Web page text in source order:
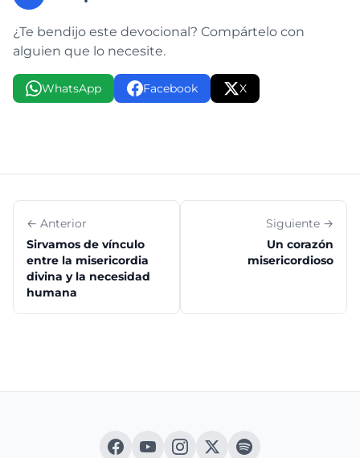
¿Te bendijo este devocional? Compártelo con
alguien que lo necesite.
WhatsApp Facebook X
← Anterior
Sirvamos de vínculo
entre la misericordia
divina y la necesidad
humana
Siguiente →
Un corazón
misericordioso